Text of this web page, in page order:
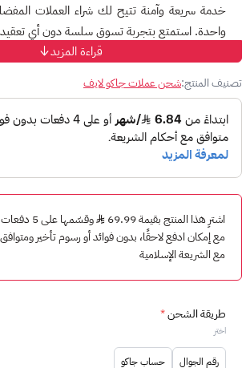
خدمة سريعة وآمنة تتيح لك شراء العملات
واحدة. استمتع بتجربة تسوق سلسة دون أي
حدد طريقة الشحن
يتم استلام الطلب من قبل فريق العمل
الحساب مربوط برقم الجوال:
أدخل رقم
بعدها سيتم التواصل معك و طلب رمز التحقق
الشحن.
الحساب مربوط بالبريد الإلكتروني:أدخل بريدك
المرور واكمل الطلب بعدها سيتم التواصل معك و
المرسل إليك لتأكيد الشحن.
الحساب موثق بخطوتين:
مع الايميل واكمل الطلب سيتم التواصل معك و
قراءة المزيد
تصنيف المنتج:شحن عملات جاكو لايف
اشترِ هذا المنتج بقيمة 69.99
وقسّمها على 5 دفعات
مع إمكان ادفع لاحقًا، بدون فوائد أو رسوم تأخير ومتوافق
مع الشريعة الإسلامية
طريقة الشحن*
اختر
رقم الجوال حساب جاكو